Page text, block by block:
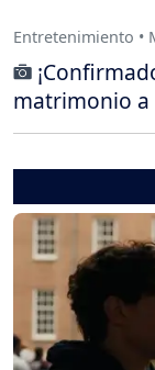
Entretenimiento •
matrimonio a